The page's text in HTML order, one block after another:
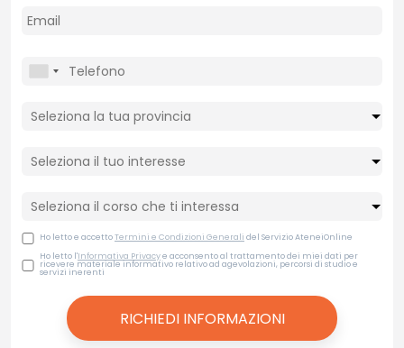
Ho letto e accettoTermini e Condizioni Generali del Servizio AteneiOnline
Ho letto l'Informativa Privacye acconsento al trattamento dei miei dati per
ricevere materiale informativo relativo ad agevolazioni, percorsi di studio e
servizi inerenti